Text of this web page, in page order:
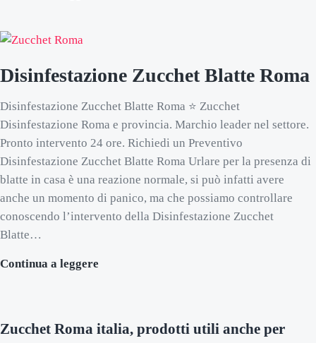
Disinfestazione Zucchet Blatte Roma
Disinfestazione Zucchet Blatte Roma ⭐ Zucchet
Disinfestazione Roma e provincia. Marchio leader nel settore.
Pronto intervento 24 ore. Richiedi un Preventivo
Disinfestazione Zucchet Blatte Roma Urlare per la presenza di
blatte in casa è una reazione normale, si può infatti avere
anche un momento di panico, ma che possiamo controllare
conoscendo l’intervento della Disinfestazione Zucchet
Blatte…
Continua a leggere
Zucchet Roma italia, prodotti utili anche per